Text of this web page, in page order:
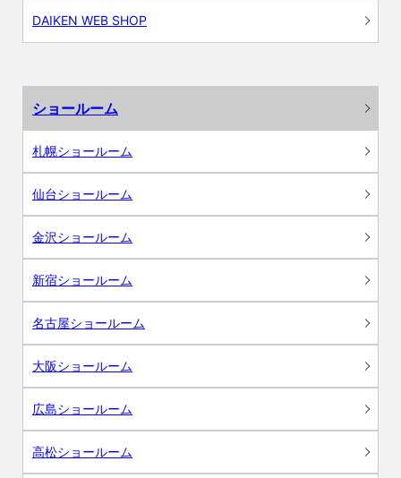
DAIKEN WEB SHOP
ショールーム
札幌ショールーム
仙台ショールーム
金沢ショールーム
新宿ショールーム
名古屋ショールーム
大阪ショールーム
広島ショールーム
高松ショールーム